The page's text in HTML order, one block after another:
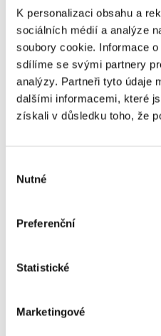
K personalizaci obsahu a
sociálních médií a analýze
soubory cookie. Informace
sdílíme se svými partnery
analýzy. Partneři tyto údaje
dalšími informacemi, které
získali v důsledku toho, že
souhlasu
Nutné
Preferenční
Statistické
Marketingové
Ajax Amsterdam -
Willem II - 2. kategorie
Ajax Amsterdam -
Willem II - 3. kategorie
Ajax Amsterdam -
Willem II - 1. kategorie
aplikace v chytrém
mobilu (Android/iOS)
přesné instrukce ke